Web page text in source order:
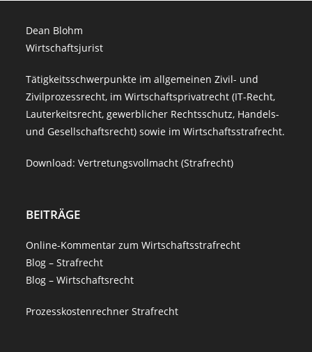
Dean Blohm
Wirtschaftsjurist
Tätigkeitsschwerpunkte im allgemeinen Zivil- und
Zivilprozessrecht, im Wirtschaftsprivatrecht (IT-Recht,
Lauterkeitsrecht, gewerblicher Rechtsschutz, Handels-
und Gesellschaftsrecht) sowie im Wirtschaftsstrafrecht.
Download:Vertretungsvollmacht (Strafrecht)
BEITRÄGE
Online-Kommentar zum Wirtschaftsstrafrecht
Blog – Strafrecht
Blog – Wirtschaftsrecht
Prozesskostenrechner Strafrecht